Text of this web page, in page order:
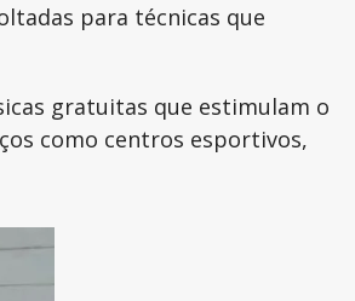
para técnicas que
gratuitas que estimulam o
como centros esportivos,